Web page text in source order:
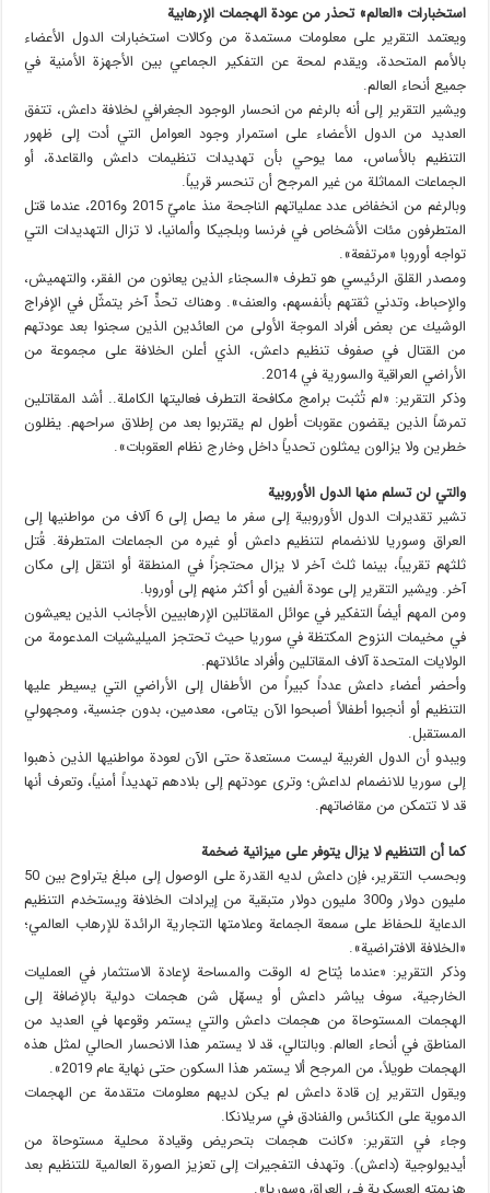
استخبارات «العالم» تحذر من عودة الهجمات الإرهابية
ويعتمد التقرير على معلومات مستمدة من وكالات استخبارات الدول الأعضاء
بالأمم المتحدة، ويقدم لمحة عن التفكير الجماعي بين الأجهزة الأمنية في
جميع أنحاء العالم.
ويشير التقرير إلى أنه بالرغم من انحسار الوجود الجغرافي لخلافة داعش، تتفق
العديد من الدول الأعضاء على استمرار وجود العوامل التي أدت إلى ظهور
التنظيم بالأساس، مما يوحي بأن تهديدات تنظيمات داعش والقاعدة، أو
الجماعات المماثلة من غير المرجح أن تنحسر قريباً.
وبالرغم من انخفاض عدد عملياتهم الناجحة منذ عاميّ 2015 و2016، عندما قتل
المتطرفون مئات الأشخاص في فرنسا وبلجيكا وألمانيا، لا تزال التهديدات التي
تواجه أوروبا «مرتفعة».
ومصدر القلق الرئيسي هو تطرف «السجناء الذين يعانون من الفقر، والتهميش،
والإحباط، وتدني ثقتهم بأنفسهم، والعنف». وهناك تحدٍّ آخر يتمثّل في الإفراج
الوشيك عن بعض أفراد الموجة الأولى من العائدين الذين سجنوا بعد عودتهم
من القتال في صفوف تنظيم داعش، الذي أعلن الخلافة على مجموعة من
الأراضي العراقية والسورية في 2014.
وذكر التقرير: «لم تُثبت برامج مكافحة التطرف فعاليتها الكاملة.. أشد المقاتلين
تمرسّاً الذين يقضون عقوبات أطول لم يقتربوا بعد من إطلاق سراحهم. يظلون
خطرين ولا يزالون يمثلون تحدياً داخل وخارج نظام العقوبات».
والتي لن تسلم منها الدول الأوروبية
تشير تقديرات الدول الأوروبية إلى سفر ما يصل إلى 6 آلاف من مواطنيها إلى
العراق وسوريا للانضمام لتنظيم داعش أو غيره من الجماعات المتطرفة. قُتل
ثلثهم تقريباً، بينما ثلث آخر لا يزال محتجزاً في المنطقة أو انتقل إلى مكان
آخر. ويشير التقرير إلى عودة ألفين أو أكثر منهم إلى أوروبا.
ومن المهم أيضاً التفكير في عوائل المقاتلين الإرهابيين الأجانب الذين يعيشون
في مخيمات النزوح المكتظة في سوريا حيث تحتجز الميليشيات المدعومة من
الولايات المتحدة آلاف المقاتلين وأفراد عائلاتهم.
وأحضر أعضاء داعش عدداً كبيراً من الأطفال إلى الأراضي التي يسيطر عليها
التنظيم أو أنجبوا أطفالاً أصبحوا الآن يتامى، معدمين، بدون جنسية، ومجهولي
المستقبل.
ويبدو أن الدول الغربية ليست مستعدة حتى الآن لعودة مواطنيها الذين ذهبوا
إلى سوريا للانضمام لداعش؛ وترى عودتهم إلى بلادهم تهديداً أمنياً، وتعرف أنها
قد لا تتمكن من مقاضاتهم.
كما أن التنظيم لا يزال يتوفر على ميزانية ضخمة
وبحسب التقرير، فإن داعش لديه القدرة على الوصول إلى مبلغ يتراوح بين 50
مليون دولار و300 مليون دولار متبقية من إيرادات الخلافة ويستخدم التنظيم
الدعاية للحفاظ على سمعة الجماعة وعلامتها التجارية الرائدة للإرهاب العالمي؛
«الخلافة الافتراضية».
وذكر التقرير: «عندما يُتاح له الوقت والمساحة لإعادة الاستثمار في العمليات
الخارجية، سوف يباشر داعش أو يسهّل شن هجمات دولية بالإضافة إلى
الهجمات المستوحاة من هجمات داعش والتي يستمر وقوعها في العديد من
المناطق في أنحاء العالم. وبالتالي، قد لا يستمر هذا الانحسار الحالي لمثل هذه
الهجمات طويلاً، من المرجح ألا يستمر هذا السكون حتى نهاية عام 2019».
ويقول التقرير إن قادة داعش لم يكن لديهم معلومات متقدمة عن الهجمات
الدموية على الكنائس والفنادق في سريلانكا.
وجاء في التقرير: «كانت هجمات بتحريض وقيادة محلية مستوحاة من
أيديولوجية (داعش). وتهدف التفجيرات إلى تعزيز الصورة العالمية للتنظيم بعد